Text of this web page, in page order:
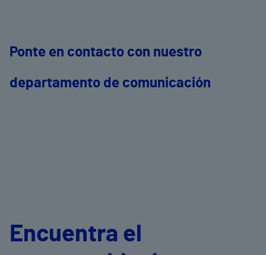
Ponte en contacto con nuestro
departamento de comunicación
Encuentra el